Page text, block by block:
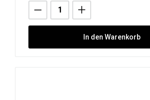
In den Warenkorb